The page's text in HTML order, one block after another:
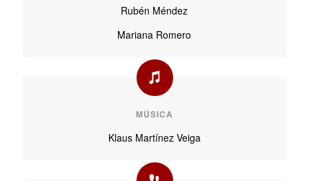
Rubén Méndez
Mariana Romero
MÚSICA
Klaus Martínez Veiga